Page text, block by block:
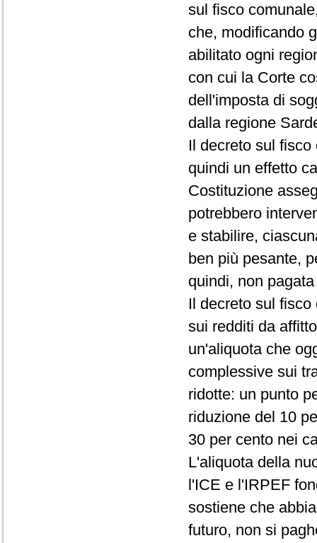
sul fisco
che, modificando
abilitato ogni
con cui la Corte
dell'imposta di
dalla regione
Il decreto sul
quindi un effetto
Costituzione
potrebbero
e stabilire,
ben più pesante,
quindi, non
Il decreto sul
sui redditi da
un'aliquota che
complessive sui
ridotte: un punto
riduzione del 10
30 per cento nei
L'aliquota della
l'ICE e l'IRPEF
sostiene che
futuro, non si